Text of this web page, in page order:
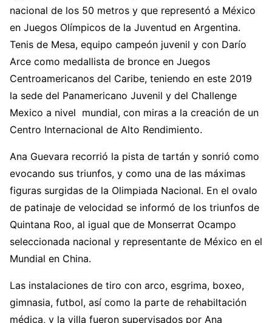
nacional de los 50 metros y que representó a México
en Juegos Olímpicos de la Juventud en Argentina.
Tenis de Mesa, equipo campeón juvenil y con Darío
Arce como medallista de bronce en Juegos
Centroamericanos del Caribe, teniendo en este 2019
la sede del Panamericano Juvenil y del Challenge
Mexico a nivel mundial, con miras a la creación de un
Centro Internacional de Alto Rendimiento.
Ana Guevara recorrió la pista de tartán y sonrió como
evocando sus triunfos, y como una de las máximas
figuras surgidas de la Olimpiada Nacional. En el ovalo
de patinaje de velocidad se informó de los triunfos de
Quintana Roo, al igual que de Monserrat Ocampo
seleccionada nacional y representante de México en el
Mundial en China.
Las instalaciones de tiro con arco, esgrima, boxeo,
gimnasia, futbol, así como la parte de rehabiltación
médica, y la villa fueron supervisados por Ana